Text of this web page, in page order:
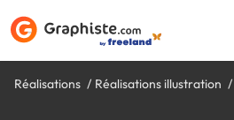
Réalisations Réalisations illustration